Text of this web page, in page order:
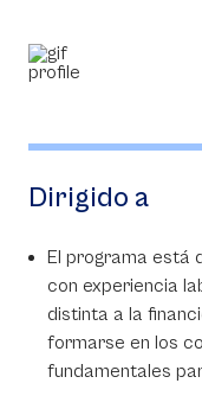
Dirigido a
El programa está
con experiencia
distinta a la
formarse en los
fundamentales